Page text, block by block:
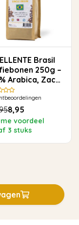
Brasil
250g –
Arabica, Zacht
8,95
voordeel
3 stuks